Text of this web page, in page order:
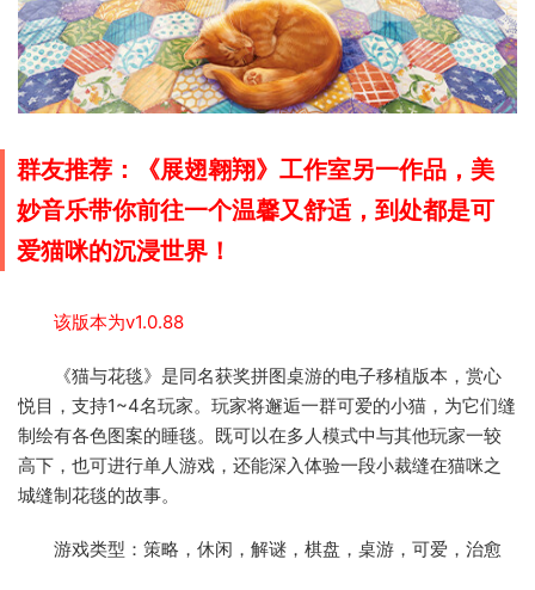
群友推荐：《展翅翱翔》工作室另一作品，美
妙音乐带你前往一个温馨又舒适，到处都是可
爱猫咪的沉浸世界！
该版本为v1.0.88
《猫与花毯》是同名获奖拼图桌游的电子移植版本，赏心
悦目，支持1~4名玩家。玩家将邂逅一群可爱的小猫，为它们缝
制绘有各色图案的睡毯。既可以在多人模式中与其他玩家一较
高下，也可进行单人游戏，还能深入体验一段小裁缝在猫咪之
城缝制花毯的故事。
游戏类型：策略，休闲，解谜，棋盘，桌游，可爱，治愈